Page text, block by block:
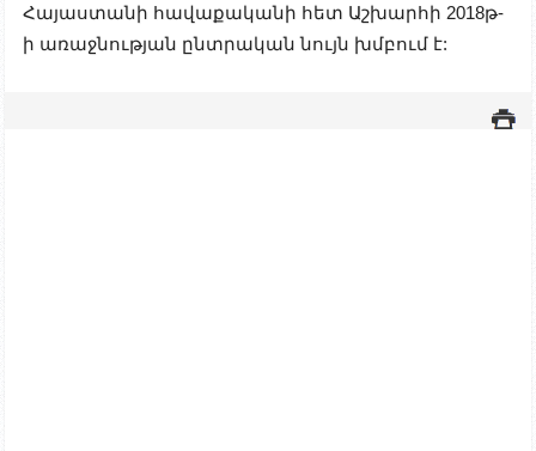
Հայաստանի հավաքականի հետ Աշխարհի 2018թ-
ի առաջնության ընտրական նույն խմբում է: